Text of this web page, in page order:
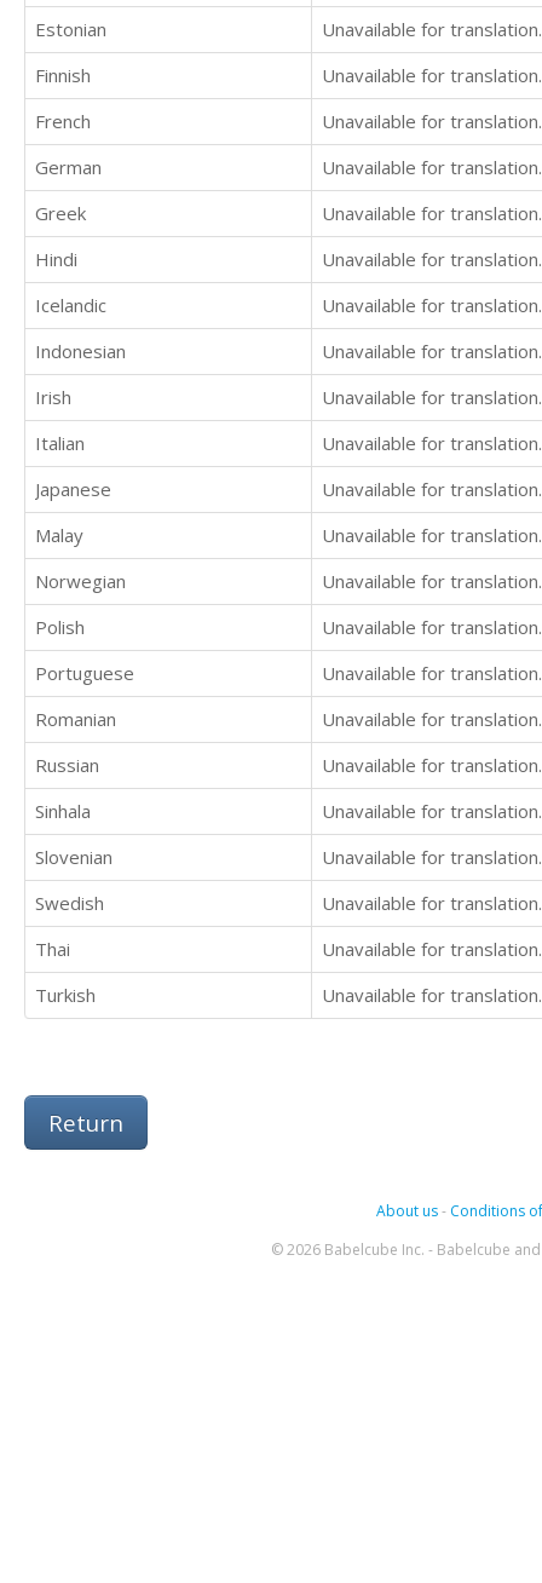
Estonian
Unavailable for translation.
Finnish
Unavailable for translation.
French
Unavailable for translation.
German
Unavailable for translation.
Greek
Unavailable for translation.
Hindi
Unavailable for translation.
Icelandic
Unavailable for translation.
Indonesian
Unavailable for translation.
Irish
Unavailable for translation.
Italian
Unavailable for translation.
Japanese
Unavailable for translation.
Malay
Unavailable for translation.
Norwegian
Unavailable for translation.
Polish
Unavailable for translation.
Portuguese
Unavailable for translation.
Romanian
Unavailable for translation.
Russian
Unavailable for translation.
Sinhala
Unavailable for translation.
Slovenian
Unavailable for translation.
Swedish
Unavailable for translation.
Thai
Unavailable for translation.
Turkish
Unavailable for translation.
Return
About us- Conditions
© 2026 Babelcube Inc. - Babelcube